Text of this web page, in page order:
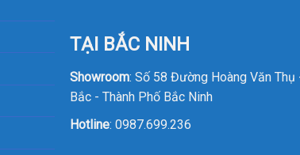
TẠI BẮC NINH
Showroom: Số 58 Đường Hoàng Văn Thụ
Bắc - Thành Phố Bắc Ninh
Hotline:0987.699.236